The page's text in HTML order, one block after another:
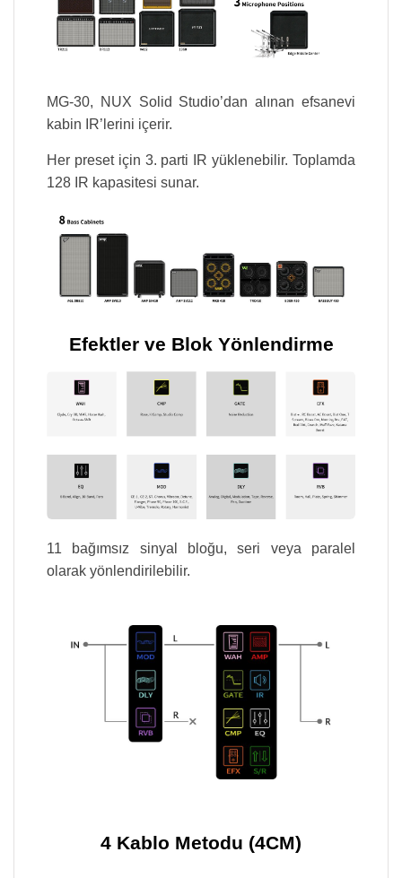
MG-30, NUX Solid Studio’dan alınan efsanevi
kabin IR’lerini içerir.
Her preset için 3. parti IR yüklenebilir. Toplamda
128 IR kapasitesi sunar.
Efektler ve Blok Yönlendirme
11 bağımsız sinyal bloğu, seri veya paralel
olarak yönlendirilebilir.
4 Kablo Metodu (4CM)